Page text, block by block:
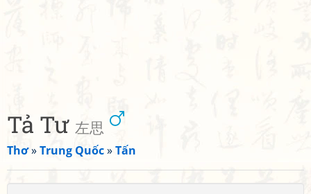
Tả Tư 左思
Thơ»Trung Quốc»Tấn